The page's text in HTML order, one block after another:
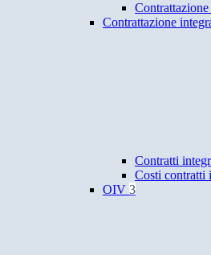
Contrattazione
Contratti
Costi contratti
OIV 3